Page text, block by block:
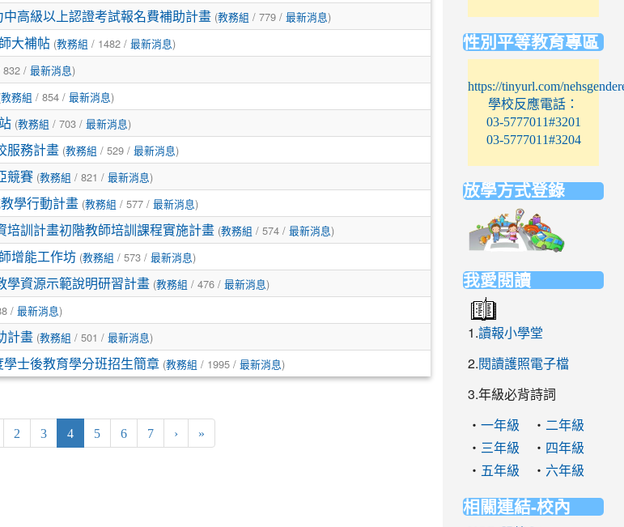
高級以上認證考試報名費補助計畫 (教務組 / 779 / 最新消息)
大補帖 (教務組 / 1482 / 最新消息)
832 / 最新消息)
教務組 / 854 / 最新消息)
(教務組 / 703 / 最新消息)
服務計畫 (教務組 / 529 / 最新消息)
競賽 (教務組 / 821 / 最新消息)
學行動計畫 (教務組 / 577 / 最新消息)
培訓計畫初階教師培訓課程實施計畫 (教務組 / 574 / 最新消息)
增能工作坊 (教務組 / 573 / 最新消息)
學資源示範說明研習計畫 (教務組 / 476 / 最新消息)
/ 最新消息)
計畫 (教務組 / 501 / 最新消息)
學士後教育學分班招生簡章 (教務組 / 1995 / 最新消息)
2 3 4 (current)
5 6 7 › »
性別平等教育專區
https://tinyurl.com/
學校反應電話：
03-5777011#3201
03-5777011#3204
放學方式登錄
https://
我愛閱讀
1.讀報小學堂
2.閱讀護照電子檔
3.年級必背詩詞
‧ 一年級 ‧ 二年級
‧ 三年級 ‧ 四年級
‧ 五年級 ‧ 六年級
相關連結-校內